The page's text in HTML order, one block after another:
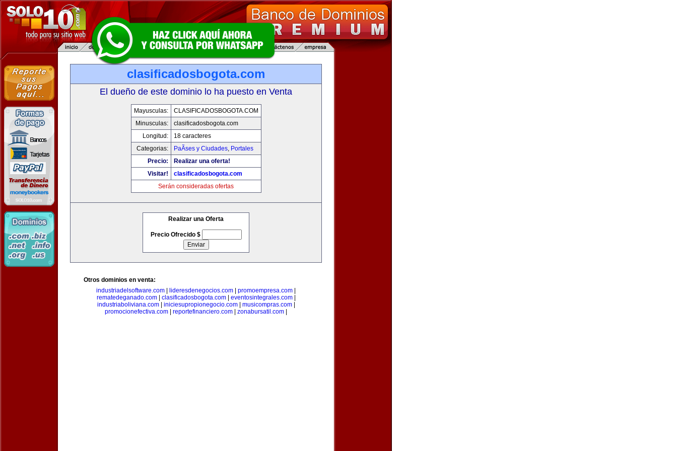
clasificadosbogota.com
El dueño de este dominio lo ha puesto en Venta
Mayusculas:
CLASIFICADOSBOGOTA.COM
Minusculas:
clasificadosbogota.com
Longitud:
18 caracteres
Categorias:
PaÃ­ses y Ciudades, Portales
Precio:
Realizar una oferta!
Visitar!
clasificadosbogota.com
Serán consideradas ofertas
Realizar una Oferta
Precio Ofrecido $
Otros dominios en venta:
industriadelsoftware.com
lideresdenegocios.com promoempresa.com
rematedeganado.com| clasificadosbogota.com| eventosintegrales.com|
industriaboliviana.com| iniciesupropionegocio.com| musicompras.com|
promocionefectiva.com
reportefinanciero.com zonabursatil.com